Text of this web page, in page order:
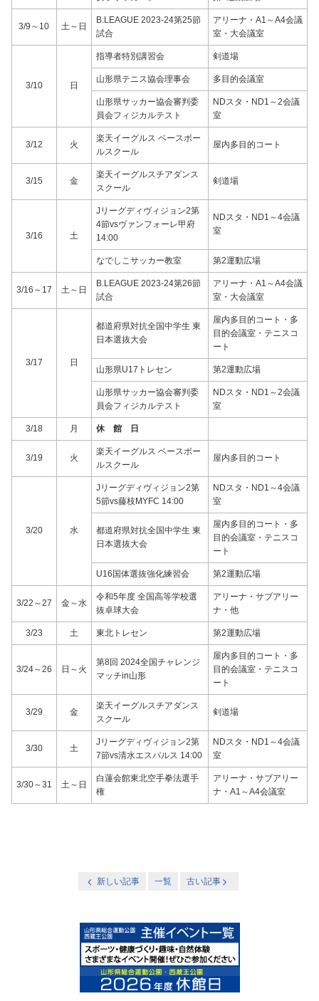
3/9～10 土～日
B.LEAGUE 2023-24第25節
試合
アリーナ・A1～A4会議
室・大会議室
3/10 日
指導者特別講習会 剣道場
山形県テニス協会理事会 多目的会議室
山形県サッカー協会審判委
員会フィジカルテスト
NDスタ・ND1～2会議
室
3/12 火
楽天イーグルス ベースボー
ルスクール
屋内多目的コート
3/15 金
楽天イーグルスチアダンス
スクール
剣道場
3/16 土
Jリーグディヴィジョン2第
4節vsヴァンフォーレ甲府
14:00
NDスタ・ND1～4会議
室
なでしこサッカー教室 第2運動広場
3/16～17 土～日
B.LEAGUE 2023-24第26節
試合
アリーナ・A1～A4会議
室・大会議室
3/17 日
都道府県対抗全国中学生 東
日本選抜大会
屋内多目的コート・多
目的会議室・テニスコ
ート
山形県U17トレセン 第2運動広場
山形県サッカー協会審判委
員会フィジカルテスト
NDスタ・ND1～2会議
室
3/18 月 休 館 日
3/19 火
楽天イーグルス ベースボー
ルスクール
屋内多目的コート
3/20 水
Jリーグディヴィジョン2第
5節vs藤枝MYFC 14:00
NDスタ・ND1～4会議
室
都道府県対抗全国中学生 東
日本選抜大会
屋内多目的コート・多
目的会議室・テニスコ
ート
U16国体選抜強化練習会 第2運動広場
3/22～27 金～水
令和5年度 全国高等学校選
抜卓球大会
アリーナ・サブアリー
ナ・他
3/23 土 東北トレセン 第2運動広場
3/24～26 日～火
第8回 2024全国チャレンジ
マッチin山形
屋内多目的コート・多
目的会議室・テニスコ
ート
3/29 金
楽天イーグルスチアダンス
スクール
剣道場
3/30 土
Jリーグディヴィジョン2第
7節vs清水エスパルス 14:00
NDスタ・ND1～4会議
室
3/30～31 土～日
白蓮会館東北空手拳法選手
権
アリーナ・サブアリー
ナ・A1～A4会議室
新しい記事 一覧 古い記事